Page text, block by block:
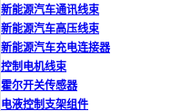
新能源汽车通讯线束
新能源汽车高压线束
新能源汽车充电连接器
控制电机线束
霍尔开关传感器
电液控制支架组件